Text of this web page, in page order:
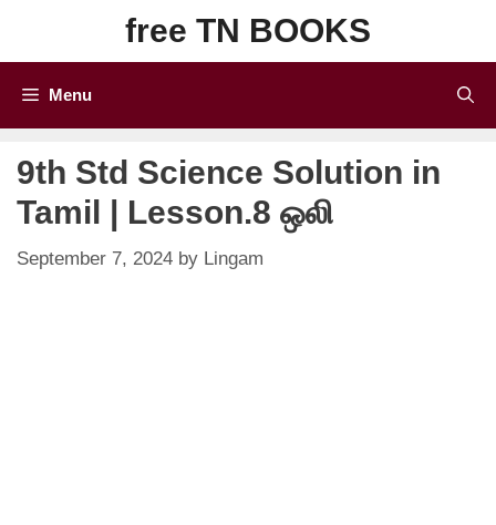
content
free TN BOOKS
Menu
9th Std Science Solution in
Tamil | Lesson.8 ஒலி
September 7, 2024 by Lingam